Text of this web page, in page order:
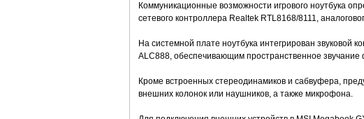
Коммуникационные возможности игрового ноутбука
сетевого контроллера Realtek RTL8168/8111,
На системной плате ноутбука интегрирован звуковой
ALC888, обеспечивающим пространственное
Кроме встроенных стереодинамиков и сабвуфера,
внешних колонок или наушников, а также микрофона.